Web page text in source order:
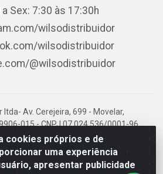
cookies próprios e de
uma experiência
apresentar publicidade
a Sex: 7:30 às 17:30h
wilsodistribuidor
wilsodistribuidor
@wilsodistribuidor
ltda- Av. Cerejeira, 699 - Movelar,
015 - CNPJ 07.024.536/0001-96